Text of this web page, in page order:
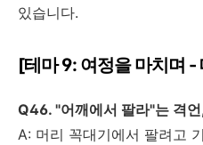
있습니다.
[테마 9: 여정을 마치며 -
Q46. "어깨에서 팔라"는 격
A: 머리 꼭대기에서 팔려고